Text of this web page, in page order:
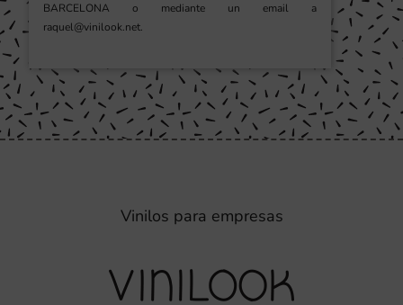
BARCELONA o mediante un email a
raquel@vinilook.net.
Vinilos para empresas